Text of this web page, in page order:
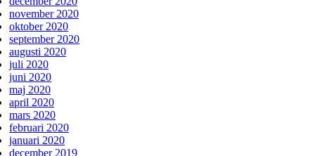
november 2020
oktober 2020
september 2020
augusti 2020
juli 2020
juni 2020
maj 2020
april 2020
mars 2020
februari 2020
januari 2020
december 2019